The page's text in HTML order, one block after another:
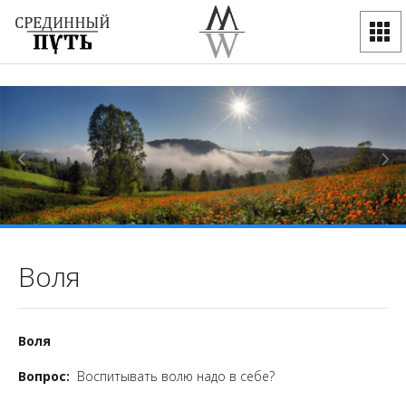
Воля
Воля
Вопрос: Воспитывать волю надо в себе?